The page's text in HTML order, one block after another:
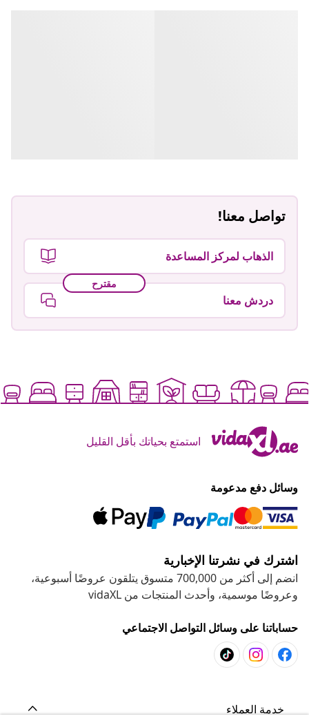
تواصل معنا!
الذهاب لمركز المساعدة
مقترح
دردش معنا
استمتع بحياتك بأقل القليل
وسائل دفع مدعومة
اشترك في نشرتنا الإخبارية
انضم إلى أكثر من 700,000 متسوق يتلقون عروضًا أسبوعية،
وعروضًا موسمية، وأحدث المنتجات من vidaXL
حساباتنا على وسائل التواصل الاجتماعي
خدمة العملاء